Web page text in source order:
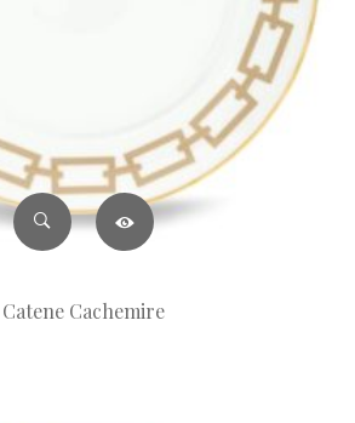
Catene Cachemire